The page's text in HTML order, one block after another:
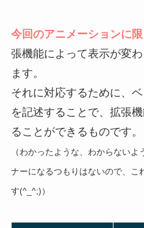
今回のアニメーションに
張機能によって表示が変
ます。
それに対応するために、
を記述することで、拡張
ることができるものです。
（わかったような、わからない
ナーになるつもりはないので、こ
す(^_^;)）